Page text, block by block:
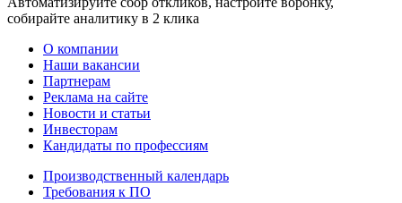
собирайте аналитику в 2 клика
О компании
Наши вакансии
Партнерам
Реклама на сайте
Новости и статьи
Инвесторам
Кандидаты по профессиям
Производственный календарь
Требования к ПО